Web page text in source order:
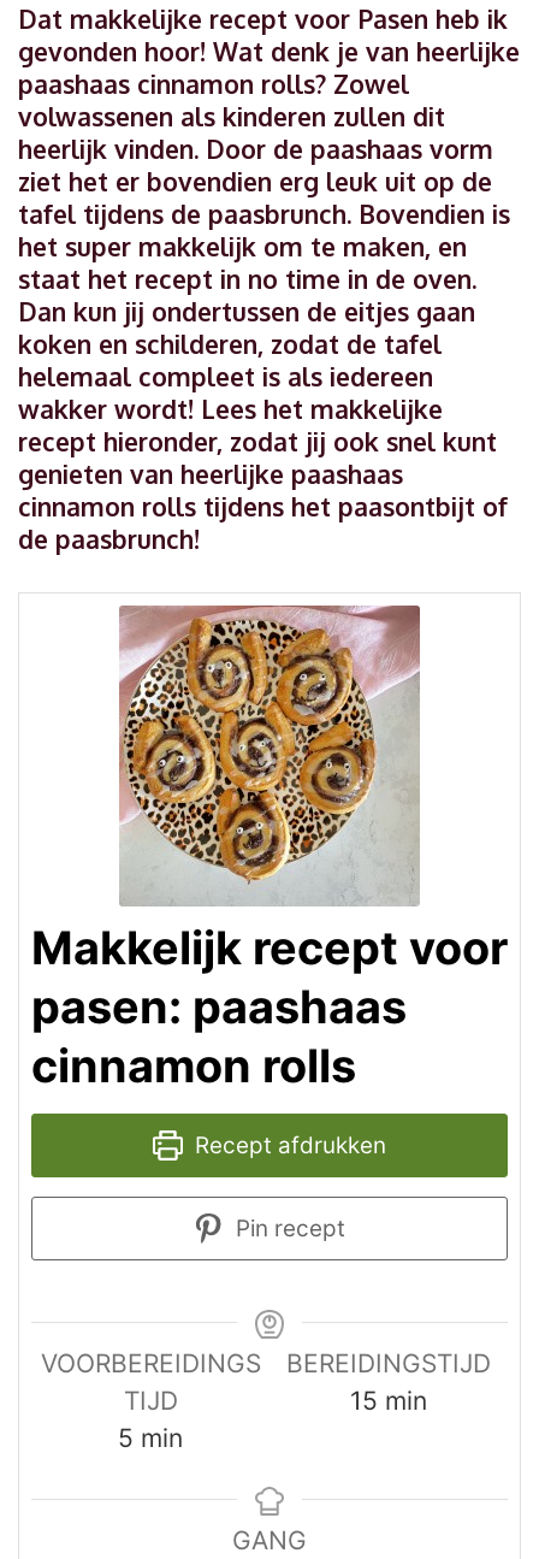
Dat makkelijke recept voor Pasen heb ik
gevonden hoor! Wat denk je van heerlijke
paashaas cinnamon rolls? Zowel
volwassenen als kinderen zullen dit
heerlijk vinden. Door de paashaas vorm
ziet het er bovendien erg leuk uit op de
tafel tijdens de paasbrunch. Bovendien is
het super makkelijk om te maken, en
staat het recept in no time in de oven.
Dan kun jij ondertussen de eitjes gaan
koken en schilderen, zodat de tafel
helemaal compleet is als iedereen
wakker wordt! Lees het makkelijke
recept hieronder, zodat jij ook snel kunt
genieten van heerlijke paashaas
cinnamon rolls tijdens het paasontbijt of
de paasbrunch!
Makkelijk recept voor
pasen: paashaas
cinnamon rolls
Recept afdrukken
Pin recept
VOORBEREIDINGS
TIJD
5 minuten
min
BEREIDINGSTIJD
15 minuten
min
GANG